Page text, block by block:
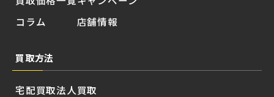
コラム
店舗情報
買取方法
宅配買取法人買取